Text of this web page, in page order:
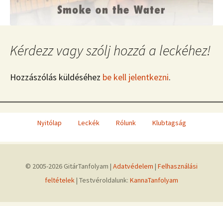
Kérdezz vagy szólj hozzá a leckéhez!
Hozzászólás küldéséhez be kell jelentkezni.
Nyitólap Leckék Rólunk Klubtagság
© 2005-2026 GitárTanfolyam | Adatvédelem | Felhasználási
feltételek | Testvéroldalunk: KannaTanfolyam